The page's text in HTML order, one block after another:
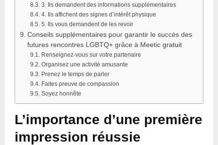
3. Ils demandent des informations supplémentaires
4. Ils affichent des signes d’intérêt physique
5. Ils vous demandent de les revoir
Conseils supplémentaires pour garantir le succès des
futures rencontres LGBTQ+ grâce à Meetic gratuit
Renseignez-vous sur votre partenaire
Organisez une activité amusante
Prenez le temps de parler
Faites preuve de compassion
Soyez honnête
L’importance d’une première
impression réussie